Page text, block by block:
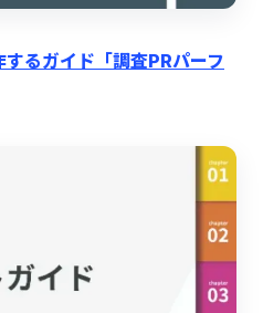
るガイド「調査PRパーフ